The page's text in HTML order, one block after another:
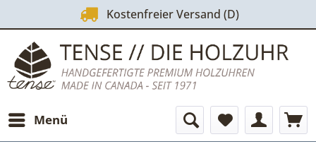
Kostenfreier Versand (D)
Menü